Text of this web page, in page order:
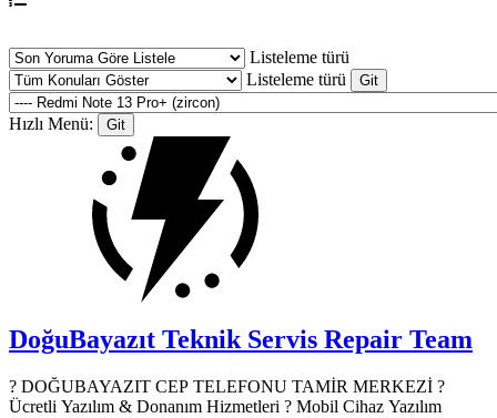
Listeleme türü
Listeleme türü
Hızlı Menü:
DoğuBayazıt Teknik Servis Repair Team
? DOĞUBAYAZIT CEP TELEFONU TAMİR MERKEZİ ?️
Ücretli Yazılım & Donanım Hizmetleri ? Mobil Cihaz Yazılım